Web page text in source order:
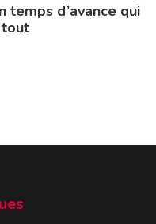
temps d’avance qui
tout